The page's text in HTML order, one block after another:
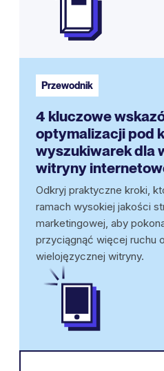
Przewodnik
4 kluczowe
optymalizacji pod
wyszukiwarek dla
witryny
Odkryj praktyczne kroki,
ramach wysokiej jakości
marketingowej, aby
przyciągnąć więcej ruchu
wielojęzycznej witryny.